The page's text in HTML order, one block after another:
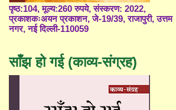
पृष्ठ:104, मूल्य:260 रुपये, संस्करण: 2022,
प्रकाशकःअयन प्रकाशन, जे-19/39, राजापुरी, उत्तम
नगर, नई दिल्ली-110059
साँझ हो गई (काव्य-संग्रह)